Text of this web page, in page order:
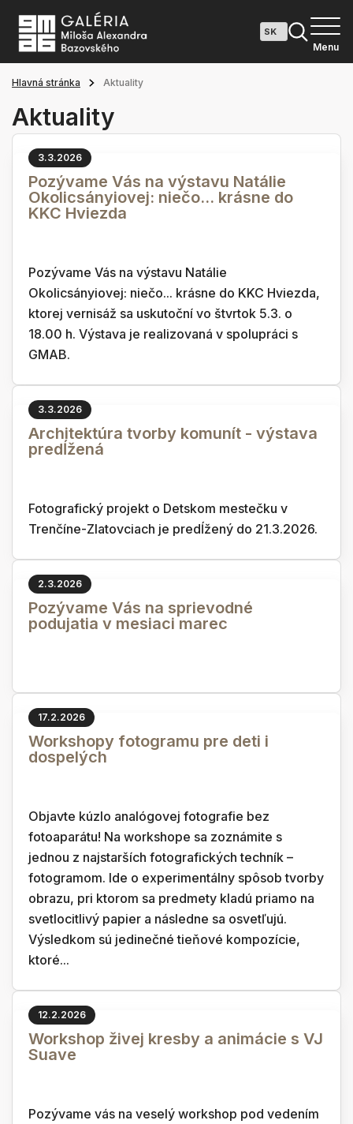
Menu
Hlavná stránka Aktuality
Aktuality
3.3.2026
Pozývame Vás na výstavu Natálie
Okolicsányiovej: niečo... krásne do
KKC Hviezda
Pozývame Vás na výstavu Natálie
Okolicsányiovej: niečo... krásne do KKC Hviezda,
ktorej vernisáž sa uskutoční vo štvrtok 5.3. o
18.00 h. Výstava je realizovaná v spolupráci s
GMAB.
3.3.2026
Architektúra tvorby komunít - výstava
predĺžená
Fotografický projekt o Detskom mestečku v
Trenčíne-Zlatovciach je predĺžený do 21.3.2026.
2.3.2026
Pozývame Vás na sprievodné
podujatia v mesiaci marec
17.2.2026
Workshopy fotogramu pre deti i
dospelých
Objavte kúzlo analógovej fotografie bez
fotoaparátu! Na workshope sa zoznámite s
jednou z najstarších fotografických techník –
fotogramom. Ide o experimentálny spôsob tvorby
obrazu, pri ktorom sa predmety kladú priamo na
svetlocitlivý papier a následne sa osvetľujú.
Výsledkom sú jedinečné tieňové kompozície,
ktoré...
12.2.2026
Workshop živej kresby a animácie s VJ
Suave
Pozývame vás na veselý workshop pod vedením